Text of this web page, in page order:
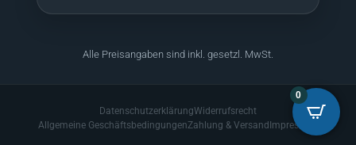
Alle Preisangaben sind inkl. gesetzl. MwSt.
DatenschutzerklärungWiderrufsrecht
Allgemeine GeschäftsbedingungenZahlung & VersandImpressum
0